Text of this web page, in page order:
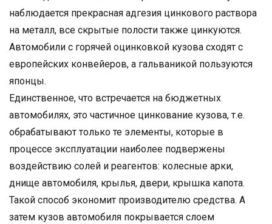
наблюдается прекрасная адгезия цинкового раствора
на металл, все скрытые полости также цинкуются.
Автомобили с горячей оцинковкой кузова сходят с
европейских конвейеров, а гальваникой пользуются
японцы.
Единственное, что встречается на бюджетных
автомобилях, это частичное цинкование кузова, т.е.
обрабатывают только те элементы, которые в
процессе эксплуатации наиболее подвержены
воздействию солей и реагентов: колесные арки,
днище автомобиля, крылья, двери, крышка капота.
Такой способ экономит производителю средства. А
затем кузов автомобиля покрывается слоем